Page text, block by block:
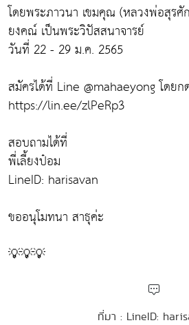
โดยพระภาวนา เขมคุณ (หลวงพ่อสุรศั
ยงคณ์ เป็นพระวิปัสสนาจารย์
วันที่ 22 - 29 ม.ค. 2565
สมัครได้ที่ Line @mahaeyong โดยก
https://lin.ee/zlPeRp3
สอบถามได้ที่
พี่เลี้ยงป๋อม
LineID: harisavan
ขออนุโมทนา สาธุค่ะ
💡💡💡
ที่มา : LineID: